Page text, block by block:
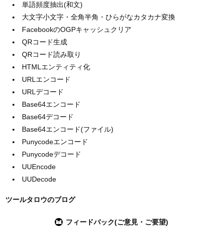
単語頻度抽出(和文)
大文字小文字・全角半角・ひらがなカタカナ変換
FacebookのOGPキャッシュクリア
QRコード生成
QRコード読み取り
HTMLエンティティ化
URLエンコード
URLデコード
Base64エンコード
Base64デコード
Base64エンコード(ファイル)
Punycodeエンコード
Punycodeデコード
UUEncode
UUDecode
ツールタロウのブログ
フィードバック(ご意見・ご要望)